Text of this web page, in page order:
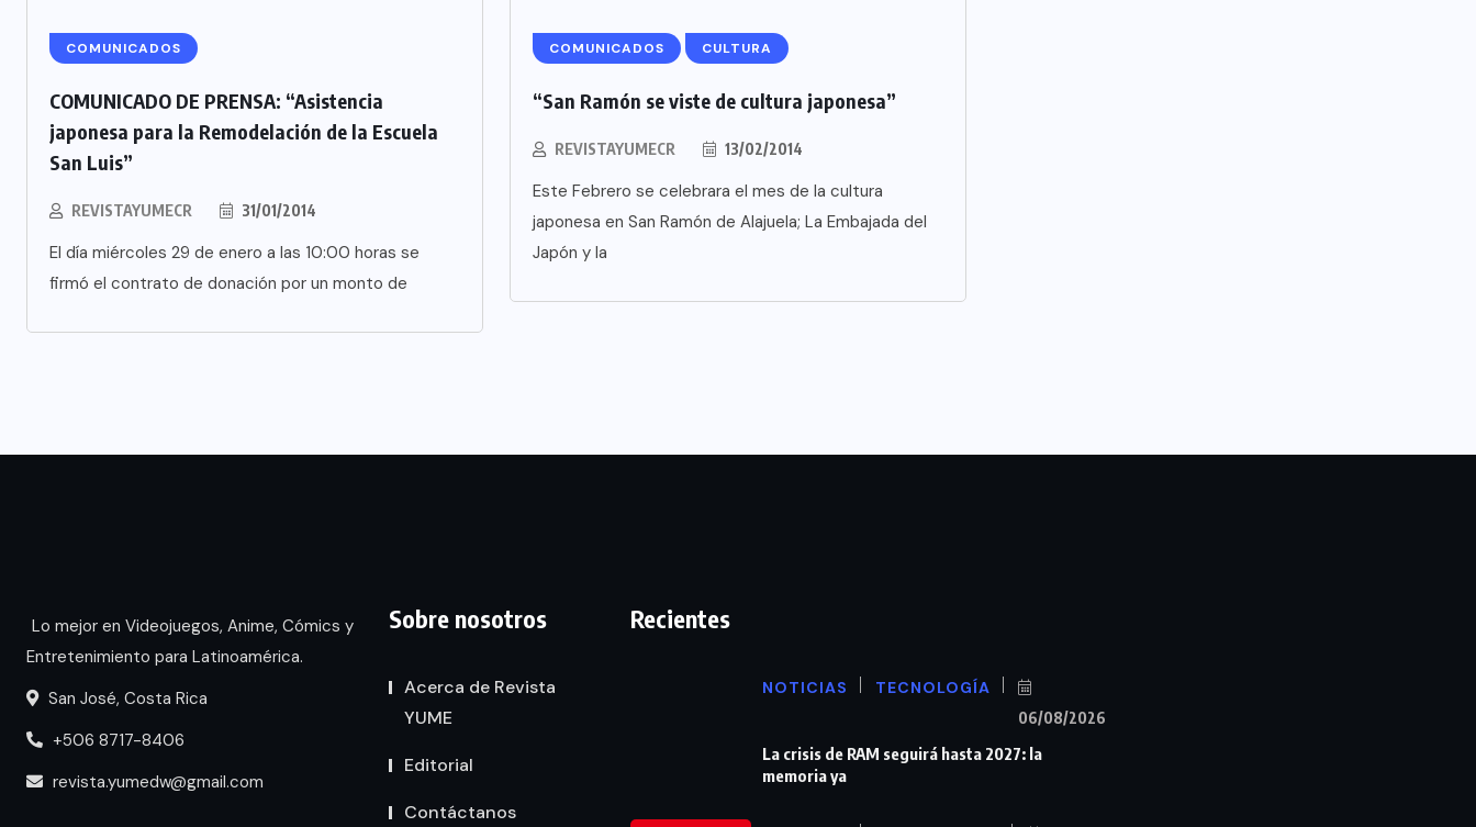
COMUNICADOS
COMUNICADO DE PRENSA: “Asistencia
japonesa para la Remodelación de la Escuela
San Luis”
REVISTAYUMECR 31/01/2014
El día miércoles 29 de enero a las 10:00 horas se
firmó el contrato de donación por un monto de
COMUNICADOS CULTURA
“San Ramón se viste de cultura japonesa”
REVISTAYUMECR 13/02/2014
Este Febrero se celebrara el mes de la cultura
japonesa en San Ramón de Alajuela; La Embajada del
Japón y la
Lo mejor en Videojuegos, Anime, Cómics y
Entretenimiento para Latinoamérica.
San José, Costa Rica
+506 8717-8406
revista.yumedw@gmail.com
Sobre nosotros
Acerca de Revista
YUME
Editorial
Contáctanos
Recientes
NOTICIAS TECNOLOGÍA
06/08/2026
La crisis de RAM seguirá hasta 2027: la
memoria ya